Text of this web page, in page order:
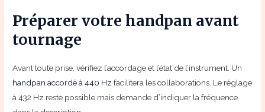
Préparer votre handpan avant
tournage
Avant toute prise, vérifiez l’accordage et l’état de l’instrument. Un
handpan accordé à 440 Hz facilitera les collaborations. Le réglage
à 432 Hz reste possible mais demande d’indiquer la fréquence